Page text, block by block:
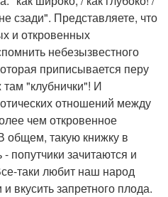
сзади". Представляете, что
и откровенных
небезызвестного
приписывается перу
"клубнички"! И
отношений между
чем откровенное
общем, такую книжку в
попутчики зачитаются и
таки любит наш народ
вкусить запретного плода.